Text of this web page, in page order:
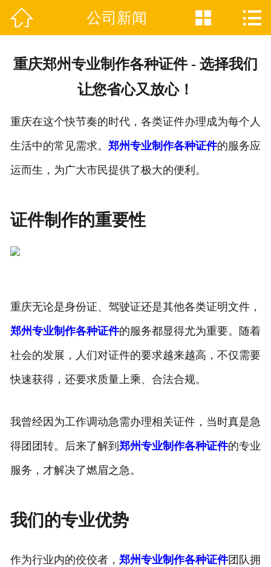
网站首页
联系我们
 公司新闻  
重庆郑州专业制作各种证件 - 选择我们
让您省心又放心！
重庆在这个快节奏的时代，各类证件办理成为每个人
生活中的常见需求。 郑州专业制作各种证件的服务应
运而生，为广大市民提供了极大的便利。
证件制作的重要性
重庆无论是身份证、驾驶证还是其他各类证明文件，
郑州专业制作各种证件的服务都显得尤为重要。随着
社会的发展，人们对证件的要求越来越高，不仅需要
快速获得，还要求质量上乘、合法合规。
我曾经因为工作调动急需办理相关证件，当时真是急
得团团转。后来了解到 郑州专业制作各种证件的专业
服务，才解决了燃眉之急。
我们的专业优势
作为行业内的佼佼者， 郑州专业制作各种证件团队拥